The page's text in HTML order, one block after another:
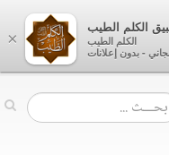
×
الكلم الطيب
الكلم الطيب
- بدون إعلانات